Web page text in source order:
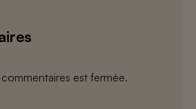
est fermée.